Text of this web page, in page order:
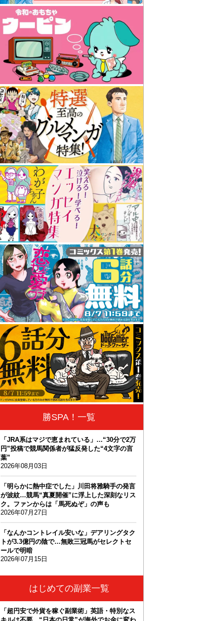
勝SPA！一覧
「JRA系はマジで恵まれている」…“30分で2万
円”投稿で競馬関係者が猛反発した“4文字の言
葉”
2026年08月03日
「明らかに熱中症でした」川田将雅騎手の発言
が波紋…競馬“真夏開催”に浮上した深刻なリス
ク。ファンからは「馬死ぬぞ」の声も
2026年07月27日
「なんかコントレイル安いな」デアリングタク
トが3.3億円の陰で…無敗三冠馬がセレクトセ
ールで明暗
2026年07月15日
はじめての副業一覧
「超円安で外貨を稼ぐ副業術」英語・特別なス